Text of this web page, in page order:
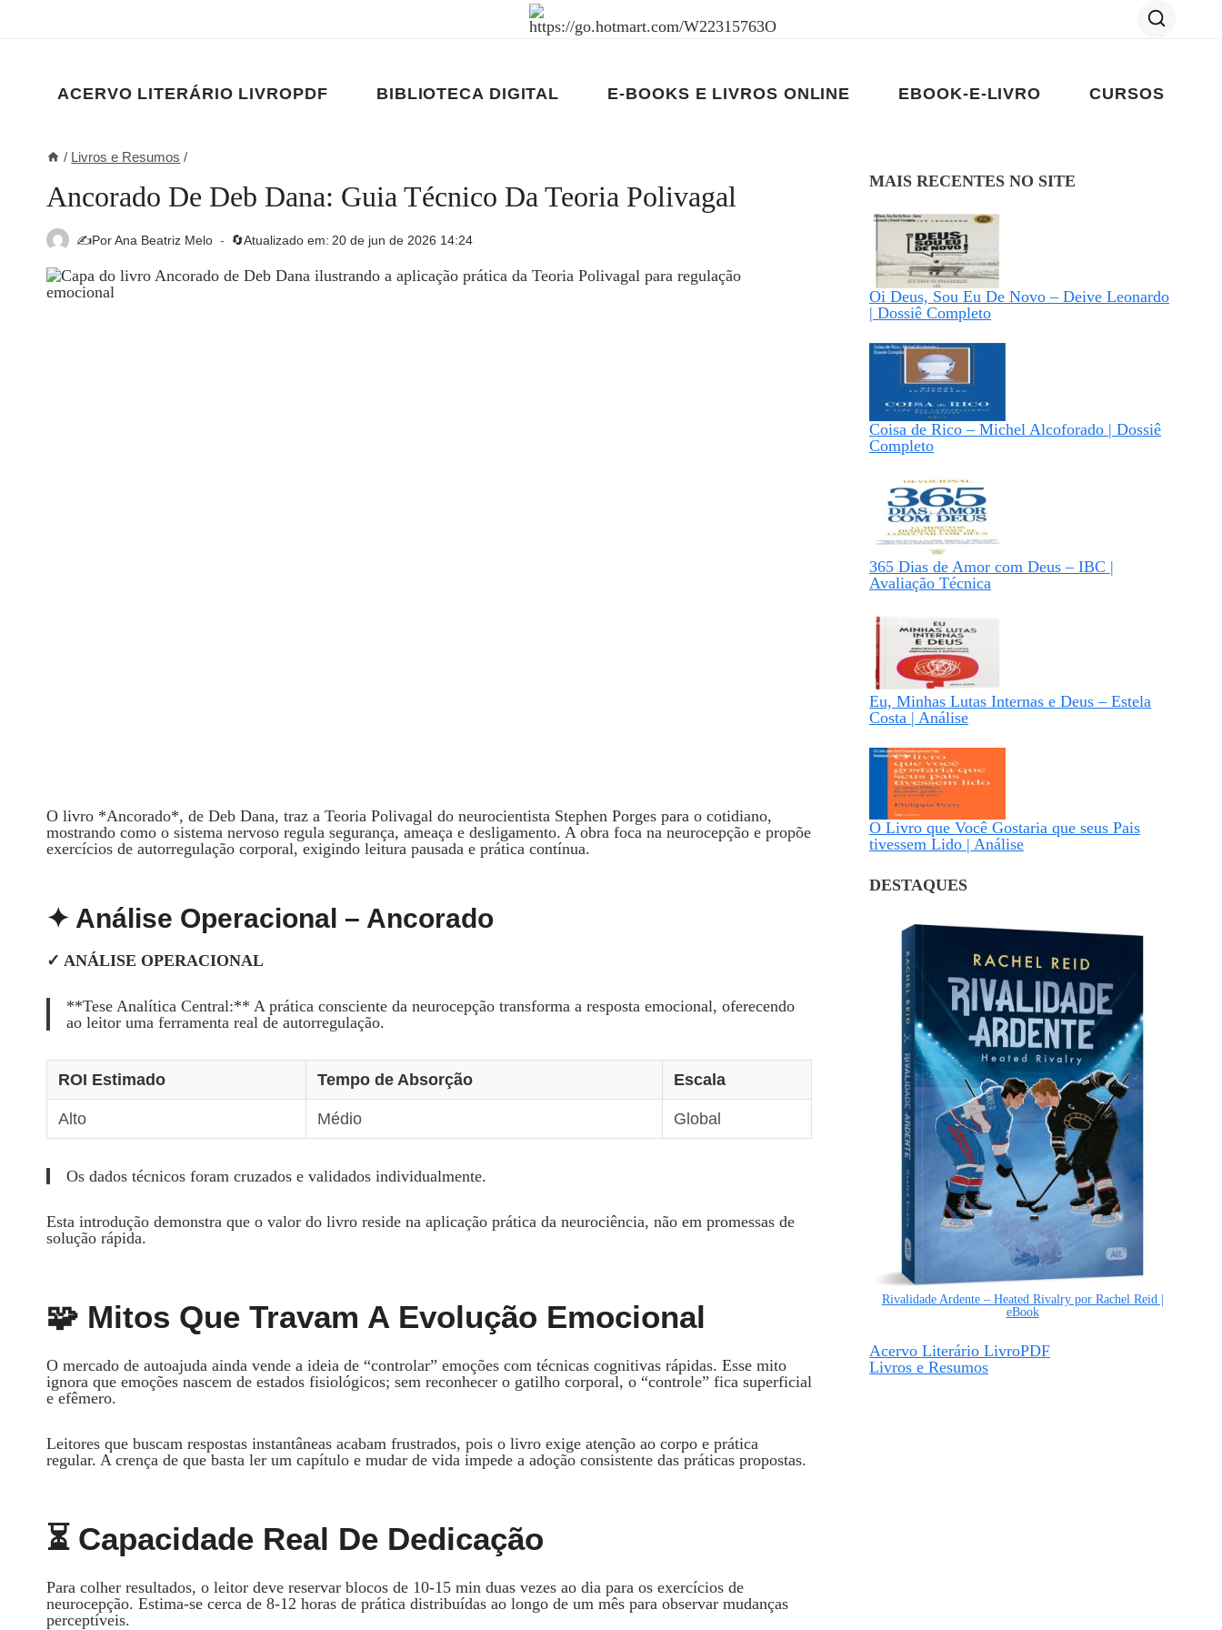
ACERVO LITERÁRIO LIVROPDF BIBLIOTECA DIGITAL E-BOOKS E LIVROS ONLINE EBOOK-E-LIVRO CURSOS
/ Livros e Resumos /
Ancorado De Deb Dana: Guia Técnico Da Teoria Polivagal
✍️PorAna Beatriz Melo 🔄Atualizado em: 20 de jun de 2026 14:24
O livro *Ancorado*, de Deb Dana, traz a Teoria Polivagal do neurocientista Stephen Porges para o cotidiano,
mostrando como o sistema nervoso regula segurança, ameaça e desligamento. A obra foca na neurocepção e propõe
exercícios de autorregulação corporal, exigindo leitura pausada e prática contínua.
✦ Análise Operacional – Ancorado
✓ ANÁLISE OPERACIONAL
**Tese Analítica Central:** A prática consciente da neurocepção transforma a resposta emocional, oferecendo
ao leitor uma ferramenta real de autorregulação.
ROI Estimado Tempo de Absorção Escala
Alto Médio Global
Os dados técnicos foram cruzados e validados individualmente.
Esta introdução demonstra que o valor do livro reside na aplicação prática da neurociência, não em promessas de
solução rápida.
🧩 Mitos Que Travam A Evolução Emocional
O mercado de autoajuda ainda vende a ideia de “controlar” emoções com técnicas cognitivas rápidas. Esse mito
ignora que emoções nascem de estados fisiológicos; sem reconhecer o gatilho corporal, o “controle” fica superficial
e efêmero.
Leitores que buscam respostas instantâneas acabam frustrados, pois o livro exige atenção ao corpo e prática
regular. A crença de que basta ler um capítulo e mudar de vida impede a adoção consistente das práticas propostas.
⏳ Capacidade Real De Dedicação
Para colher resultados, o leitor deve reservar blocos de 10‑15 min duas vezes ao dia para os exercícios de
neurocepção. Estima‑se cerca de 8‑12 horas de prática distribuídas ao longo de um mês para observar mudanças
perceptíveis.
MAIS RECENTES NO SITE
Oi Deus, Sou Eu De Novo – Deive Leonardo
| Dossiê Completo
Coisa de Rico – Michel Alcoforado | Dossiê
Completo
365 Dias de Amor com Deus – IBC |
Avaliação Técnica
Eu, Minhas Lutas Internas e Deus – Estela
Costa | Análise
O Livro que Você Gostaria que seus Pais
tivessem Lido | Análise
DESTAQUES
Rivalidade Ardente – Heated Rivalry por Rachel Reid |
eBook
Acervo Literário LivroPDF
Livros e Resumos